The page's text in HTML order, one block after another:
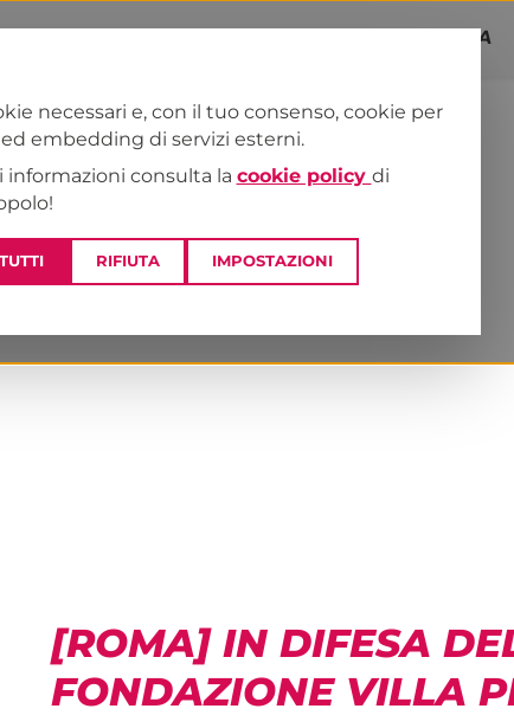
PROGRAMMA
PAP! NOTIZIE DAI TERRITORI
[ROMA] IN DIFESA
FONDAZIONE VILLA
necessari e, con il tuo consenso, cookie per
embedding di servizi esterni.
informazioni consulta la cookie policy di
RIFIUTA IMPOSTAZIONI